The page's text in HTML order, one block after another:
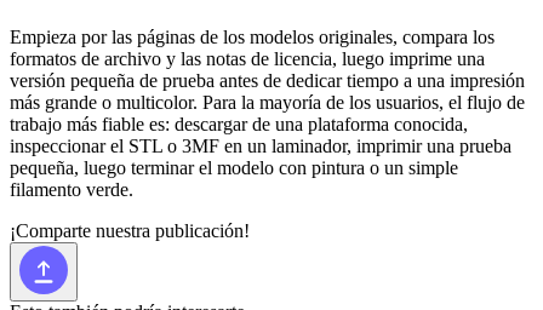
Empieza por las páginas de los modelos originales, compara los
formatos de archivo y las notas de licencia, luego imprime una
versión pequeña de prueba antes de dedicar tiempo a una impresión
más grande o multicolor. Para la mayoría de los usuarios, el flujo de
trabajo más fiable es: descargar de una plataforma conocida,
inspeccionar el STL o 3MF en un laminador, imprimir una prueba
pequeña, luego terminar el modelo con pintura o un simple
filamento verde.
¡Comparte nuestra publicación!